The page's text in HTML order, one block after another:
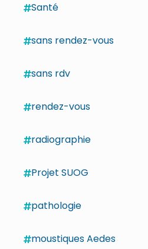
Santé
sans rendez-vous
sans rdv
rendez-vous
radiographie
Projet SUOG
pathologie
moustiques Aedes